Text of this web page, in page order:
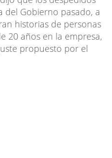
del Gobierno pasado, a
historias de personas
20 años en la empresa,
propuesto por el